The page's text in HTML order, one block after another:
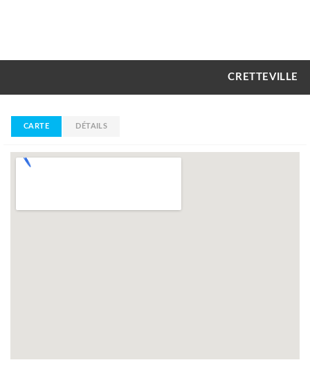
CRETTEVILLE
CARTE DÉTAILS